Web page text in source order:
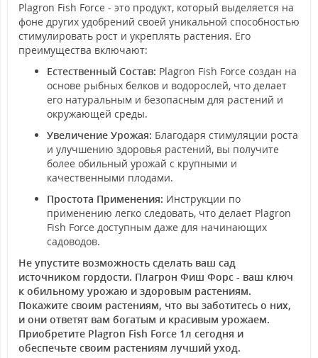
Plagron Fish Force - это продукт, который выделяется на
фоне других удобрений своей уникальной способностью
стимулировать рост и укреплять растения. Его
преимущества включают:
Естественный Состав: Plagron Fish Force создан на
основе рыбных белков и водорослей, что делает
его натуральным и безопасным для растений и
окружающей среды.
Увеличение Урожая: Благодаря стимуляции роста
и улучшению здоровья растений, вы получите
более обильный урожай с крупными и
качественными плодами.
Простота Применения: Инструкции по
применению легко следовать, что делает Plagron
Fish Force доступным даже для начинающих
садоводов.
Не упустите возможность сделать ваш сад
источником гордости. Плагрон Фиш Форс - ваш ключ
к обильному урожаю и здоровым растениям.
Покажите своим растениям, что вы заботитесь о них,
и они ответят вам богатым и красивым урожаем.
Приобретите Plagron Fish Force 1л сегодня и
обеспечьте своим растениям лучший уход.